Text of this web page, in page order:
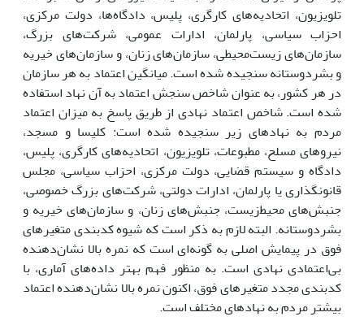
تلویزیون، اتحادیه‌های کارگری، پلیس، دادگاه‌ها، دولت مرکزی،
احزاب سیاسی، پارلمان، ادارات عمومی، شرکت‌های بزرگ،
سازمان‌های زیست‌محیطی، سازمان‌های زنان، و سازمان‌های خیریه
و بشردوستانه سنجیده شده است. میانگین اعتماد به هر سازمان
در هر کشور، به عنوان شاخص سنجش اعتماد به آن نهاد استفاده
شده است. شاخص اعتماد نهادی از طریق پاسخ به میزان اعتماد
مردم به نهادهای زیر سنجیده شده است: کلیسا و مسجد،
نیروهای مسلح، مطبوعات، تلویزیون، اتحادیه‌های کارگری، پلیس،
دادگاه و سیستم قضایی، دولت مرکزی، احزاب سیاسی، مجلس
قانونگذاری یا پارلمان، ادارات دولتی، شرکت‌های بزرگ خصوصی،
جنبش‌های محیط‌زیست، جنبش‌های زنان، و سازمان‌های خیریه و
بشردوستانه. البته لازم به ذکر است که شیوه کدبندی متغیرهای
فوق در پیمایش اصلی به گونه‌ای است که نمره بالا نشان‌دهنده
بی‌اعتمادی نهادی است. به منظور فهم بهتر داده‌های آماری، با
کدبندی مجدد متغیرهای فوق، اکنون نمره بالا نشان‌دهنده اعتماد
بیشتر مردم به نهادهای مختلف است.